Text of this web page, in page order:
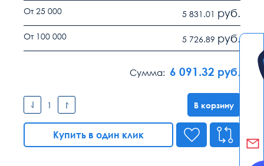
От 25 000 5 831.01 руб.
От 100 000 5 726.89 руб.
Сумма: 6 091.32 руб.
В корзину
Купить в один клик